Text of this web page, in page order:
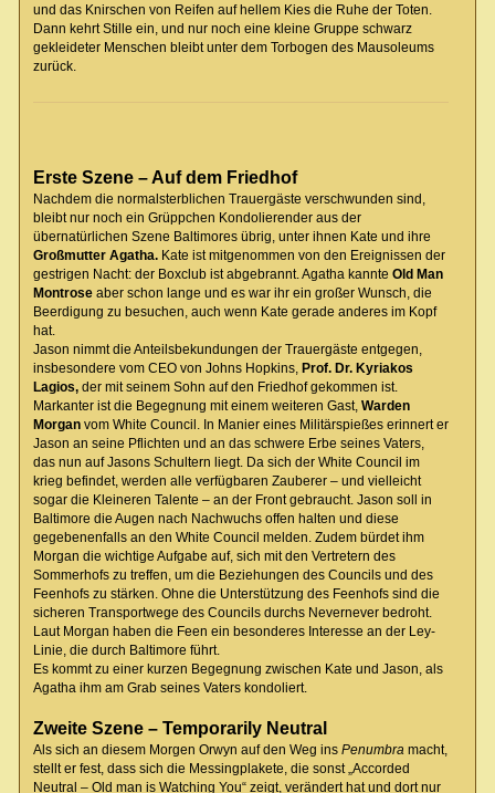
und das Knirschen von Reifen auf hellem Kies die Ruhe der Toten.
Dann kehrt Stille ein, und nur noch eine kleine Gruppe schwarz
gekleideter Menschen bleibt unter dem Torbogen des Mausoleums
zurück.
Erste Szene – Auf dem Friedhof
Nachdem die normalsterblichen Trauergäste verschwunden sind,
bleibt nur noch ein Grüppchen Kondolierender aus der
übernatürlichen Szene Baltimores übrig, unter ihnen Kate und ihre
Großmutter Agatha.Kate ist mitgenommen von den Ereignissen der
gestrigen Nacht: der Boxclub ist abgebrannt. Agatha kannte Old Man
Montrose aber schon lange und es war ihr ein großer Wunsch, die
Beerdigung zu besuchen, auch wenn Kate gerade anderes im Kopf
hat.
Jason nimmt die Anteilsbekundungen der Trauergäste entgegen,
insbesondere vom CEO von Johns Hopkins,Prof. Dr. Kyriakos
Lagios,der mit seinem Sohn auf den Friedhof gekommen ist.
Markanter ist die Begegnung mit einem weiteren Gast, Warden
Morganvom White Council. In Manier eines Militärspießes erinnert er
Jason an seine Pflichten und an das schwere Erbe seines Vaters,
das nun auf Jasons Schultern liegt. Da sich der White Council im
krieg befindet, werden alle verfügbaren Zauberer – und vielleicht
sogar die Kleineren Talente – an der Front gebraucht. Jason soll in
Baltimore die Augen nach Nachwuchs offen halten und diese
gegebenenfalls an den White Council melden. Zudem bürdet ihm
Morgan die wichtige Aufgabe auf, sich mit den Vertretern des
Sommerhofs zu treffen, um die Beziehungen des Councils und des
Feenhofs zu stärken. Ohne die Unterstützung des Feenhofs sind die
sicheren Transportwege des Councils durchs Nevernever bedroht.
Laut Morgan haben die Feen ein besonderes Interesse an der Ley-
Linie, die durch Baltimore führt.
Es kommt zu einer kurzen Begegnung zwischen Kate und Jason, als
Agatha ihm am Grab seines Vaters kondoliert.
Zweite Szene – Temporarily Neutral
Als sich an diesem Morgen Orwyn auf den Weg ins Penumbramacht,
stellt er fest, dass sich die Messingplakete, die sonst „Accorded
Neutral – Old man is Watching You“ zeigt, verändert hat und dort nur